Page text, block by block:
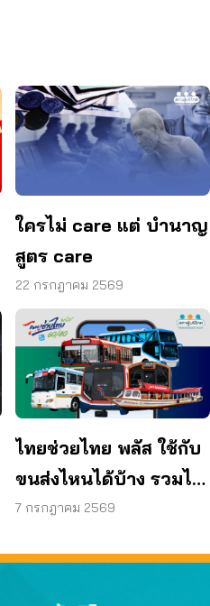
ใครไม่ care แต่ บำนาญ
สูตร care
22 กรกฎาคม 2569
ไทยช่วยไทย พลัส ใช้กับ
ขนส่งไหนได้บ้าง รวมไว้
ให้แล้ว
7 กรกฎาคม 2569